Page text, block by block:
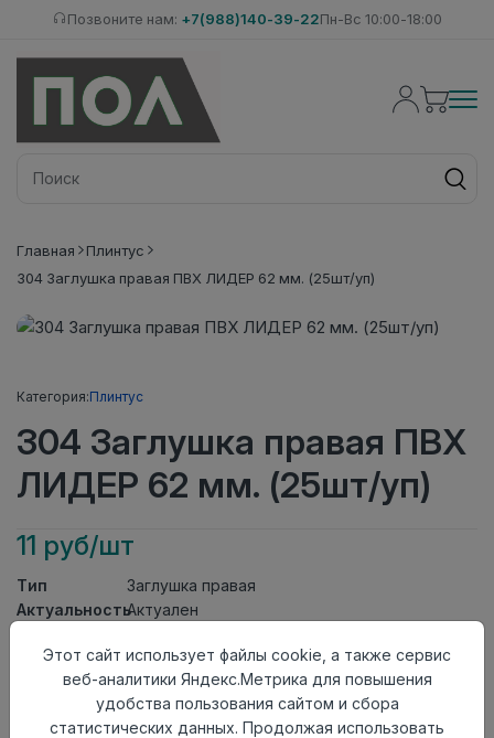
Позвоните нам: +7(988)140-39-22Пн-Вс 10:00-18:00
Главная
Плинтус
304 Заглушка правая ПВХ ЛИДЕР 62 мм. (25шт/уп)
Категория:Плинтус
304 Заглушка правая ПВХ
ЛИДЕР 62 мм. (25шт/уп)
11 руб/шт
Тип
Заглушка правая
АктуальностьАктуален
Осталось38 шт
Добавить в корзину
Этот сайт использует файлы cookie, а также сервис
веб-аналитики Яндекс.Метрика для повышения
удобства пользования сайтом и сбора
статистических данных. Продолжая использовать